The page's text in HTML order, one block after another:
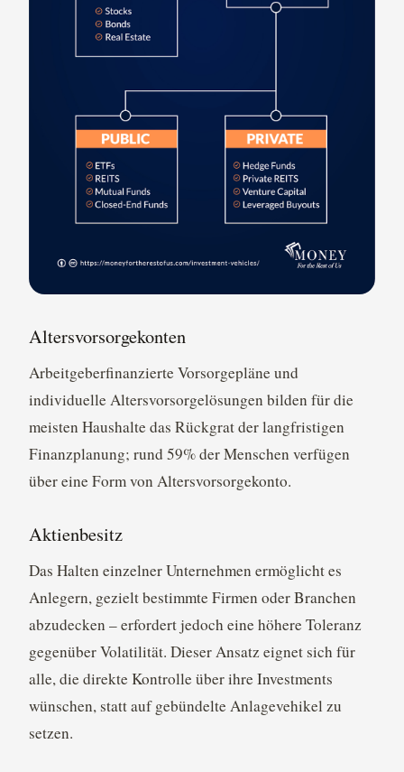
Altersvorsorgekonten
Arbeitgeberfinanzierte Vorsorgepläne und
individuelle Altersvorsorgelösungen bilden für die
meisten Haushalte das Rückgrat der langfristigen
Finanzplanung; rund 59% der Menschen verfügen
über eine Form von Altersvorsorgekonto.
Aktienbesitz
Das Halten einzelner Unternehmen ermöglicht es
Anlegern, gezielt bestimmte Firmen oder Branchen
abzudecken – erfordert jedoch eine höhere Toleranz
gegenüber Volatilität. Dieser Ansatz eignet sich für
alle, die direkte Kontrolle über ihre Investments
wünschen, statt auf gebündelte Anlagevehikel zu
setzen.